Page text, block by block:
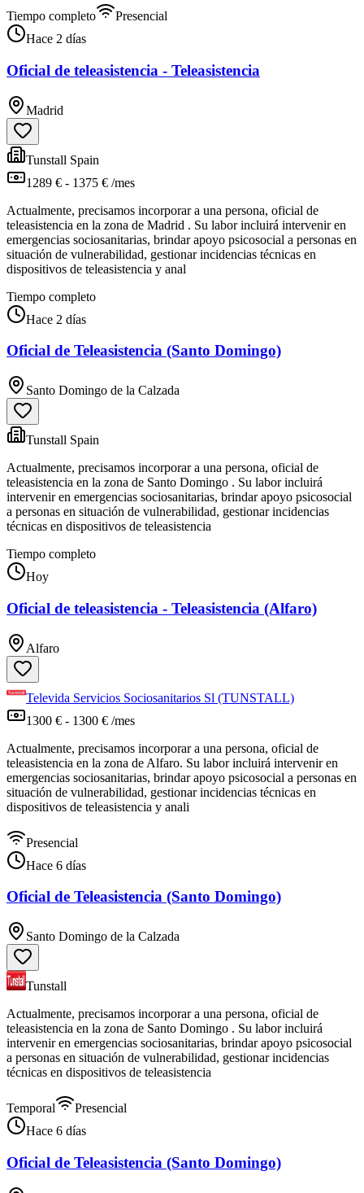
Tiempo completo
Presencial
Hace 2 días
Oficial de teleasistencia - Teleasistencia
Madrid
Tunstall Spain
1289 € - 1375 € /mes
Actualmente, precisamos incorporar a una persona, oficial de
teleasistencia en la zona de Madrid . Su labor incluirá intervenir en
emergencias sociosanitarias, brindar apoyo psicosocial a personas en
situación de vulnerabilidad, gestionar incidencias técnicas en
dispositivos de teleasistencia y anal
Tiempo completo
Hace 2 días
Oficial de Teleasistencia (Santo Domingo)
Santo Domingo de la Calzada
Tunstall Spain
Actualmente, precisamos incorporar a una persona, oficial de
teleasistencia en la zona de Santo Domingo . Su labor incluirá
intervenir en emergencias sociosanitarias, brindar apoyo psicosocial
a personas en situación de vulnerabilidad, gestionar incidencias
técnicas en dispositivos de teleasistencia
Tiempo completo
Hoy
Oficial de teleasistencia - Teleasistencia (Alfaro)
Alfaro
Televida Servicios Sociosanitarios Sl (TUNSTALL)
1300 € - 1300 € /mes
Actualmente, precisamos incorporar a una persona, oficial de
teleasistencia en la zona de Alfaro. Su labor incluirá intervenir en
emergencias sociosanitarias, brindar apoyo psicosocial a personas en
situación de vulnerabilidad, gestionar incidencias técnicas en
dispositivos de teleasistencia y anali
Presencial
Hace 6 días
Oficial de Teleasistencia (Santo Domingo)
Santo Domingo de la Calzada
Tunstall
Actualmente, precisamos incorporar a una persona, oficial de
teleasistencia en la zona de Santo Domingo . Su labor incluirá
intervenir en emergencias sociosanitarias, brindar apoyo psicosocial
a personas en situación de vulnerabilidad, gestionar incidencias
técnicas en dispositivos de teleasistencia
Temporal
Presencial
Hace 6 días
Oficial de Teleasistencia (Santo Domingo)